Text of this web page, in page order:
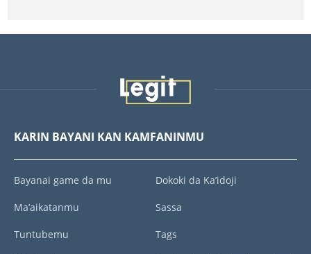
KARIN BAYANI KAN KAMFANINMU
Bayanai game da mu
Ma’aikatanmu
Tuntubemu
Dokoki da Ka’idoji
Sassa
Tags